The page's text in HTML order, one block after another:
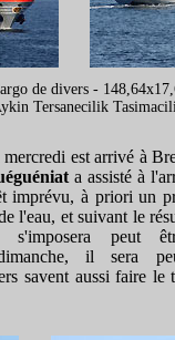
de divers -
Tersanecilik
est arrivé à
a assisté à
imprévu, à priori un
l'eau, et suivant le
s'imposera peut
il sera
savent aussi faire le